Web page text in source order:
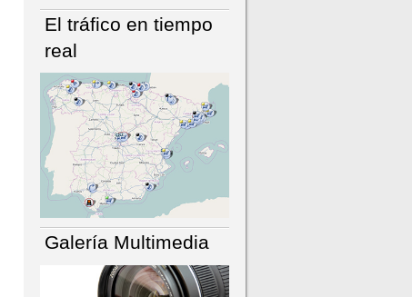
El tráfico en tiempo
real
Galería Multimedia